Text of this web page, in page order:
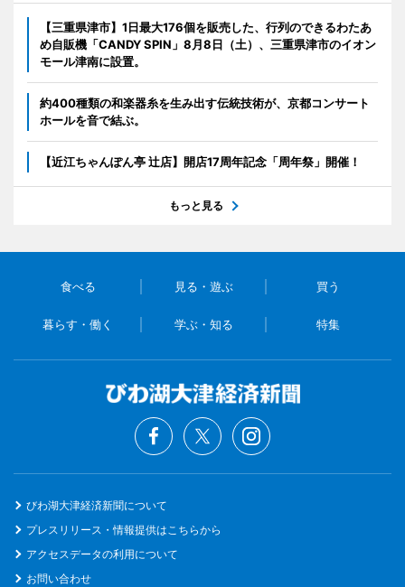
【三重県津市】1日最大176個を販売した、行列のできるわたあ
め自販機「CANDY SPIN」8月8日（土）、三重県津市のイオン
モール津南に設置。
約400種類の和楽器糸を生み出す伝統技術が、京都コンサート
ホールを音で結ぶ。
【近江ちゃんぽん亭 辻店】開店17周年記念「周年祭」開催！
もっと見る
食べる 見る・遊ぶ 買う
暮らす・働く 学ぶ・知る 特集
びわ湖大津経済新聞について
プレスリリース・情報提供はこちらから
アクセスデータの利用について
お問い合わせ